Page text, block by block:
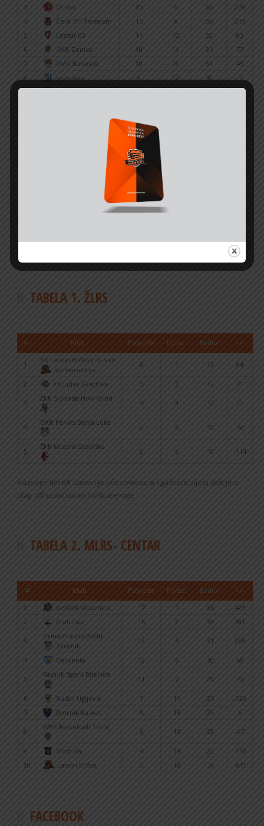
3 Orlovi 15 6 36
279
4
Čelik BH Telekom 15 6 36
213
5
Leotar 03 11 10 32
83
6
OKK Zenica 10 11 31
77
7
RMU Banovići 10 11 31
45
8
Jedinstvo 9 12 30
-1
-36
0
Play off KK Lavovi – KK Orlovi
1 : 2
KK Jumper Taurus– Čelik BHT 2 : 1
TABELA 1. ŽLRS
# Klub Pobjede Porazi Bodovi +/-
1
KK Lavovi Brčko (rt)- van
konkurencije
6 1 13 84
2 KK Lider Gradiška 5 2 12 71
3
ŽKK Sloboda Novi Grad
4 4 12 21
4
OKK Feniks Banja Luka
2 6 10 -62
5
ŽKK Kozara Gradiška
2 6 10 -114
Razvojni tim KK Lavovi je učestvovao u ligaškom dijelu dok je u
play off-u bio izvan konkurencije
TABELA 2. MLRS- CENTAR
# Klub Pobjede Porazi Bodovi
+/-
1
Jurišnik Vlasenica 17 1 35
425
2
Bratunac 16 2 34 381
3
Drina Princip BetIn
Zvornik
13 5 31 255
4 Derventa 12 6 30 69
5
Radnik Spark Bijeljina
11 7 29 75
6 Rudar Ugljevik 7 11 25
-123
7
Zvornik Basket 5 13 23 6
8
WBS Basketball Teslić
5 13 23 -97
9 Modriča 4 14 22
-150
10
Lavovi Brčko 0 18 18 -811
FACEBOOK